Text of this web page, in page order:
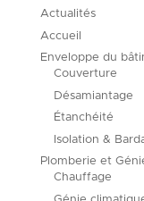
Actualités
Accueil
Enveloppe du
Couverture
Désamiantage
Étanchéité
Isolation &
Plomberie et
Chauffage